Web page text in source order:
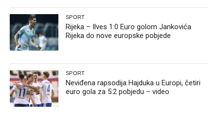
SPORT
Rijeka – Ilves 1:0 Euro golom Jankovića
Rijeka do nove europske pobjede
SPORT
Neviđena rapsodija Hajduka u Europi, četiri
euro gola za 5:2 pobjedu – video